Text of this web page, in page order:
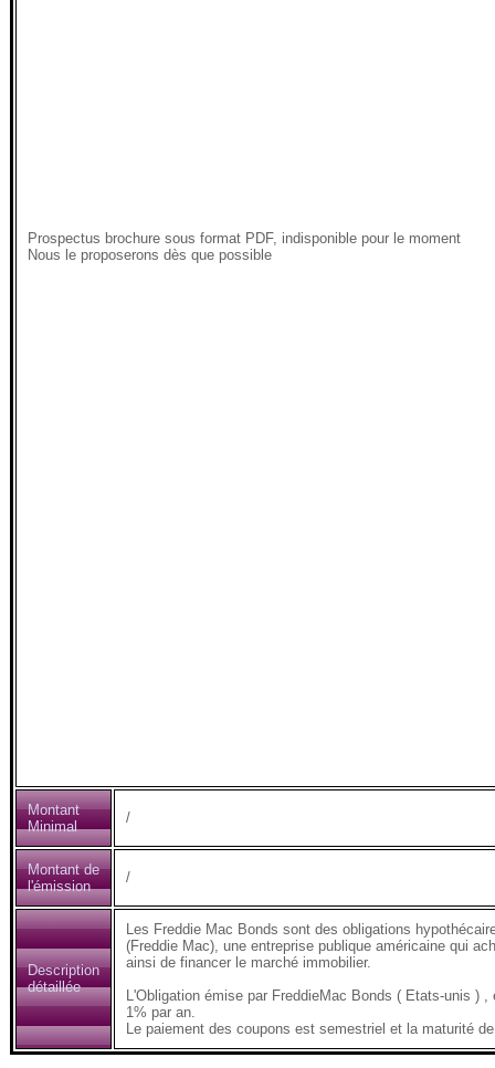
Prospectus brochure sous format PDF, indisponible pour le moment
Nous le proposerons dès que possible
Montant
Minimal
/
Montant de
l'émission
/
Description
détaillée
Les Freddie Mac Bonds sont des obligations
(Freddie Mac), une entreprise publique américaine qui
ainsi de financer le marché immobilier.
L'Obligation émise par FreddieMac Bonds ( Etats-unis )
1% par an.
Le paiement des coupons est semestriel et la maturité